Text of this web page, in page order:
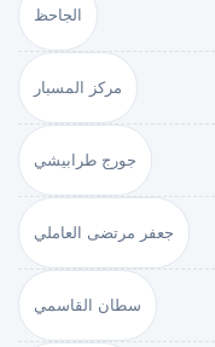
الجاحظ
مركز المسبار
جورج طرابيشي
جعفر مرتضى العاملي
سطان القاسمي